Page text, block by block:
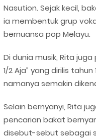
Nasution. Sejak kecil,
ia membentuk grup
bernuansa pop Melayu.
Di dunia musik, Rita
1/2 Aja” yang dirilis
namanya semakin
Selain bernyanyi, Rita
pencarian bakat
disebut-sebut sebagai